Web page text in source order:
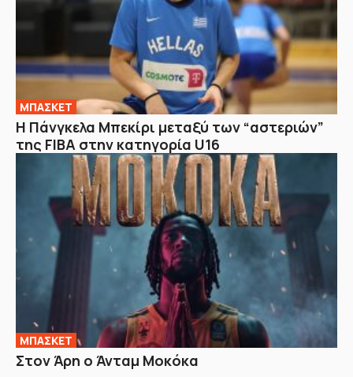
ΜΠΑΣΚΕΤ
H Πάνγκελα Μπεκίρι μεταξύ των “αστεριών”
της FIBA στην κατηγορία U16
ΜΠΑΣΚΕΤ
Στον Άρη ο Άνταμ Μοκόκα